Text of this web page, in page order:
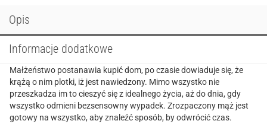
Opis
Informacje dodatkowe
Małżeństwo postanawia kupić dom, po czasie dowiaduje się, że
krążą o nim plotki, iż jest nawiedzony. Mimo wszystko nie
przeszkadza im to cieszyć się z idealnego życia, aż do dnia, gdy
wszystko odmieni bezsensowny wypadek. Zrozpaczony mąż jest
gotowy na wszystko, aby znaleźć sposób, by odwrócić czas.